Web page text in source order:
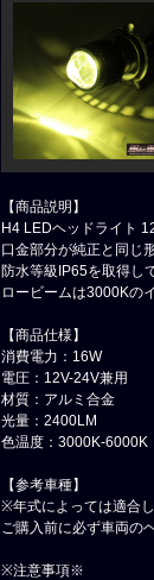
【商品説明】
H4 LEDヘッドライト
口金部分が純正と同じ
防水等級IP65を取得し
ロービームは3000Kの
【商品仕様】
消費電力：16W
電圧：12V-24V兼用
材質：アルミ合金
光量：2400LM
色温度：3000K-6000K
【参考車種】
※年式によっては適合
ご購入前に必ず車両の
※注意事項※